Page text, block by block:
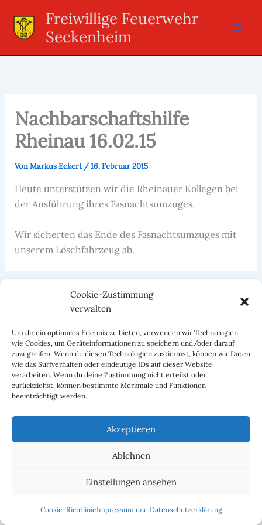
Cookie-Zustimmung
verwalten
Um dir ein optimales Erlebnis zu bieten, verwenden wir Technologien
wie Cookies, um Geräteinformationen zu speichern und/oder darauf
zuzugreifen. Wenn du diesen Technologien zustimmst, können wir Daten
wie das Surfverhalten oder eindeutige IDs auf dieser Website
verarbeiten. Wenn du deine Zustimmung nicht erteilst oder
zurückziehst, können bestimmte Merkmale und Funktionen
beeinträchtigt werden.
Akzeptieren
Ablehnen
Einstellungen ansehen
Cookie-RichtlinieImpressum und Datenschutzerklärung
Inhalt
springen
Freiwillige Feuerwehr
Seckenheim
Nachbarschaftshilfe
Rheinau 16.02.15
VonMarkus Eckert /16. Februar 2015
Heute unterstützen wir die Rheinauer Kollegen bei
der Ausführung ihres Fasnachtsumzuges.
Wir sicherten das Ende des Fasnachtsumzuges mit
unserem Löschfahrzeug ab.
Impressum und Datenschutzerklärung